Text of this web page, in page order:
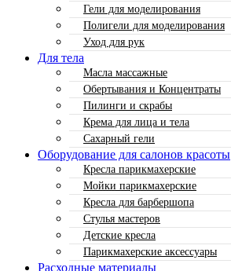
Гели для моделирования
Полигели для моделирования
Уход для рук
Для тела
Масла массажные
Обертывания и Концентраты
Пилинги и скрабы
Крема для лица и тела
Сахарный гели
Оборудование для салонов красоты
Кресла парикмахерские
Мойки парикмахерские
Кресла для барбершопа
Стулья мастеров
Детские кресла
Парикмахерские аксессуары
Расходные материалы